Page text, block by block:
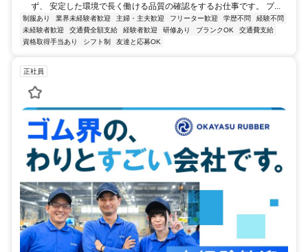
ず、 安定した環境で長く働ける品質の確認をするお仕事です。 プ...
制服あり 業界未経験者歓迎 主婦・主夫歓迎 フリーター歓迎 学歴不問
経験不問
未経験者歓迎
交通費全額支給 経験者歓迎 研修あり ブランクOK
交通費支給
資格取得手当あり
シフト制 友達と応募OK
正社員